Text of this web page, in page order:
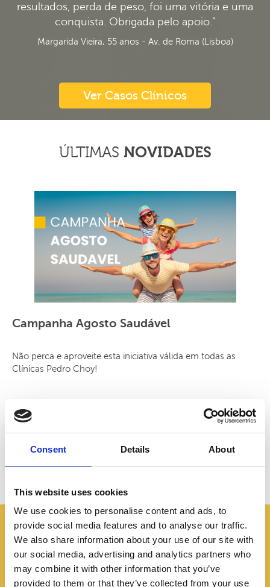
Consent Details About
This website uses cookies
We use cookies to personalise content and ads, to
provide social media features and to analyse our traffic.
We also share information about your use of our site with
our social media, advertising and analytics partners who
may combine it with other information that you’ve
provided to them or that they’ve collected from your use
resultados, perda de peso, foi uma vitória e uma
conquista. Obrigada pelo apoio.”
Margarida Vieira, 55 anos - Av. de Roma (Lisboa)
Ver Casos Clínicos
ÚLTIMAS NOVIDADES
Campanha Agosto Saudável
Não perca e aproveite esta iniciativa válida em todas as
Clínicas Pedro Choy!
01 de agosto, 2026
Ver tudo
AS NOSSASREDES SOCIAIS
/PedroChoyClinicas